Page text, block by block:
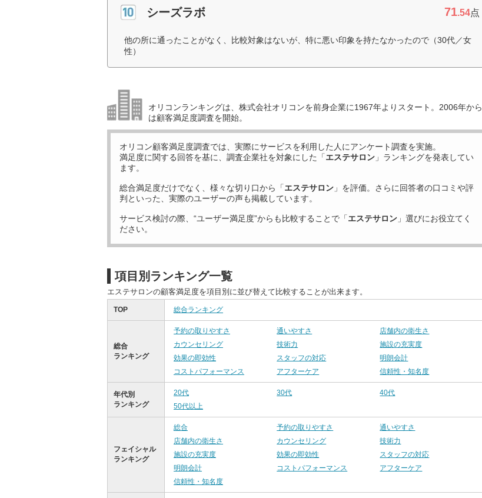
シーズラボ 71.54点
他の所に通ったことがなく、比較対象はないが、特に悪い印象を持たなかったので（30代／女
性）
オリコンランキングは、株式会社オリコンを前身企業に1967年よりスタート。2006年から
は顧客満足度調査を開始。
オリコン顧客満足度調査では、実際にサービスを利用した 人にアンケート調査を実施。
満足度に関する回答を基に、調査企業社を対象にした「エステサロン 」ランキングを発表してい
ます。
総合満足度だけでなく、様々な切り口から「エステサロン 」を評価。さらに回答者の口コミや評
判といった、実際のユーザーの声も掲載しています。
サービス検討の際、“ユーザー満足度”からも比較することで「エステサロン 」選びにお役立てく
ださい。
項目別ランキング一覧
エステサロンの顧客満足度を項目別に並び替えて比較することが出来ます。
TOP 総合ランキング
総合
ランキング
予約の取りやすさ 通いやすさ
店舗内の衛生さ
カウンセリング
技術力
施設の充実度
効果の即効性
スタッフの対応
明朗会計
コストパフォーマンス
アフターケア 信頼性・知名度
年代別
ランキング
20代 30代
40代
50代以上
フェイシャル
ランキング
総合 予約の取りやすさ
通いやすさ
店舗内の衛生さ
カウンセリング
技術力
施設の充実度
効果の即効性
スタッフの対応
明朗会計
コストパフォーマンス
アフターケア
信頼性・知名度